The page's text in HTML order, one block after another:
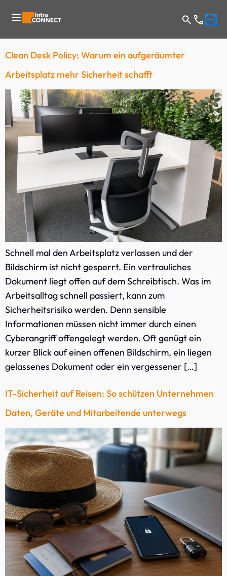
Clean Desk Policy: Warum ein aufgeräumter
Arbeitsplatz mehr Sicherheit schafft
Schnell mal den Arbeitsplatz verlassen und der
Bildschirm ist nicht gesperrt. Ein vertrauliches
Dokument liegt offen auf dem Schreibtisch. Was im
Arbeitsalltag schnell passiert, kann zum
Sicherheitsrisiko werden. Denn sensible
Informationen müssen nicht immer durch einen
Cyberangriff offengelegt werden. Oft genügt ein
kurzer Blick auf einen offenen Bildschirm, ein liegen
gelassenes Dokument oder ein vergessener […]
IT-Sicherheit auf Reisen: So schützen Unternehmen
Daten, Geräte und Mitarbeitende unterwegs